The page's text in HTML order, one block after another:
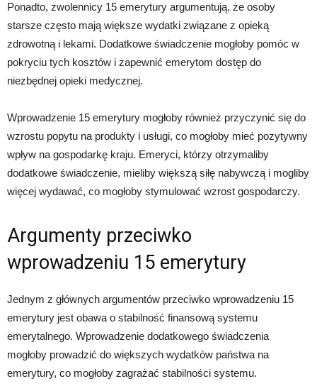
Ponadto, zwolennicy 15 emerytury argumentują, że osoby
starsze często mają większe wydatki związane z opieką
zdrowotną i lekami. Dodatkowe świadczenie mogłoby pomóc w
pokryciu tych kosztów i zapewnić emerytom dostęp do
niezbędnej opieki medycznej.
Wprowadzenie 15 emerytury mogłoby również przyczynić się do
wzrostu popytu na produkty i usługi, co mogłoby mieć pozytywny
wpływ na gospodarkę kraju. Emeryci, którzy otrzymaliby
dodatkowe świadczenie, mieliby większą siłę nabywczą i mogliby
więcej wydawać, co mogłoby stymulować wzrost gospodarczy.
Argumenty przeciwko
wprowadzeniu 15 emerytury
Jednym z głównych argumentów przeciwko wprowadzeniu 15
emerytury jest obawa o stabilność finansową systemu
emerytalnego. Wprowadzenie dodatkowego świadczenia
mogłoby prowadzić do większych wydatków państwa na
emerytury, co mogłoby zagrażać stabilności systemu.